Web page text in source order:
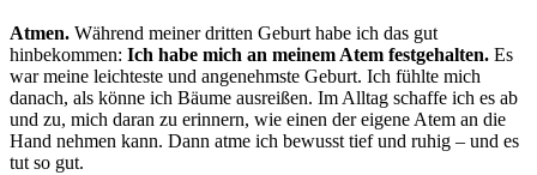
Atmen. Während meiner dritten Geburt habe ich das gut
hinbekommen: Ich habe mich an meinem Atem festgehalten. Es
war meine leichteste und angenehmste Geburt. Ich fühlte mich
danach, als könne ich Bäume ausreißen. Im Alltag schaffe ich es ab
und zu, mich daran zu erinnern, wie einen der eigene Atem an die
Hand nehmen kann. Dann atme ich bewusst tief und ruhig – und es
tut so gut.